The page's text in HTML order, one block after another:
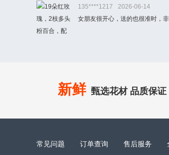
135****1217
2026-06-14
女朋友很开心，送的也很准时，
新鲜 甄选花材 品质保证
常见问题 订单查询 售后服务